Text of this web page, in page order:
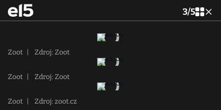
3/5
Zoot Zdroj: Zoot
Zoot Zdroj: Zoot
Zoot Zdroj: zoot.cz